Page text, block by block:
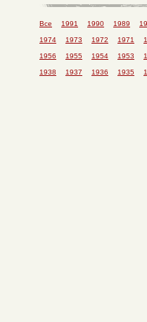
Все 1991 1990 1989
1974 1973 1972 1971
1956 1955 1954 1953
1938 1937 1936 1935